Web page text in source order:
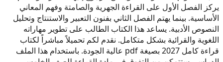
يركز الفصل الأول على القراءة الجهرية والصامتة وفهم المعاني
الأساسية. بينما يهتم الفصل الثاني بفنون التعبير والاستنتاج وتحليل
النصوص الأدبية. يساعد هذا الكتاب الطالب على تطوير مهاراته
اللغوية والقرائية بشكل متكامل. نقدم لكم تحميلاً مباشراً لكتاب
قراءة كامل 2027 بصيغة pdf عالية الجودة. باستخدام هذا الملف